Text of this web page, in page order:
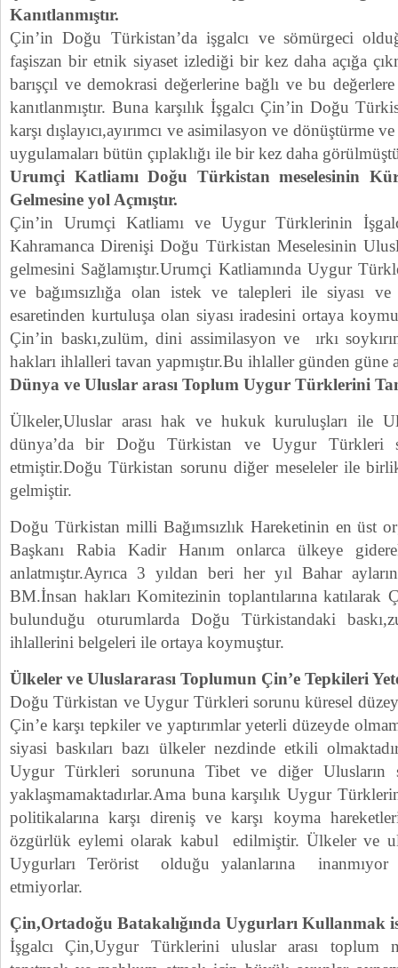
Kanıtlanmıştır.
Çin’in Doğu Türkistan’da işgalcı ve sömürgeci
faşiszan bir etnik siyaset izlediği bir kez daha açığa
barışçıl ve demokrasi değerlerine bağlı ve bu
kanıtlanmıştır. Buna karşılık İşgalcı Çin’in Doğu
karşı dışlayıcı,ayırımcı ve asimilasyon ve dönüştürme
uygulamaları bütün çıplaklığı ile bir kez daha
Urumçi Katliamı Doğu Türkistan meselesinin
Gelmesine yol Açmıştır.
Çin’in Urumçi Katliamı ve Uygur Türklerinin
Kahramanca Direnişi Doğu Türkistan Meselesinin
gelmesini Sağlamıştır.Urumçi Katliamında Uygur
ve bağımsızlığa olan istek ve talepleri ile siyası
esaretinden kurtuluşa olan siyası iradesini ortaya
Çin’in baskı,zulüm, dini assimilasyon ve ırkı
hakları ihlalleri tavan yapmıştır.Bu ihlaller günden güne
Dünya ve Uluslar arası Toplum Uygur Türklerini
Ülkeler,Uluslar arası hak ve hukuk kuruluşları ile
dünya’da bir Doğu Türkistan ve Uygur Türkleri
etmiştir.Doğu Türkistan sorunu diğer meseleler ile
gelmiştir.
Doğu Türkistan milli Bağımsızlık Hareketinin en üst
Başkanı Rabia Kadir Hanım onlarca ülkeye
anlatmıştır.Ayrıca 3 yıldan beri her yıl Bahar
BM.İnsan hakları Komitezinin toplantılarına katılarak
bulunduğu oturumlarda Doğu Türkistandaki
ihlallerini belgeleri ile ortaya koymuştur.
Ülkeler ve Uluslararası Toplumun Çin’e Tepkileri
Doğu Türkistan ve Uygur Türkleri sorunu küresel
Çin’e karşı tepkiler ve yaptırımlar yeterli düzeyde
siyasi baskıları bazı ülkeler nezdinde etkili
Uygur Türkleri sorununa Tibet ve diğer Ulusların
yaklaşmamaktadırlar.Ama buna karşılık Uygur
politikalarına karşı direniş ve karşı koyma
özgürlük eylemi olarak kabul edilmiştir. Ülkeler ve
Uygurları Terörist olduğu yalanlarına inanmıyor
etmiyorlar.
Çin,Ortadoğu Batakalığında Uygurları Kullanmak
İşgalcı Çin,Uygur Türklerini uluslar arası toplum